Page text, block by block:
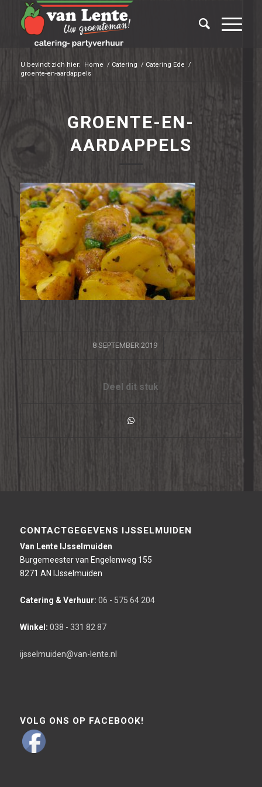
U bevindt zich hier: Home / Catering / Catering Ede /
groente-en-aardappels
GROENTE-EN-
AARDAPPELS
8 SEPTEMBER 2019
/
Deel dit stuk
CONTACTGEGEVENS IJSSELMUIDEN
Van Lente IJsselmuiden
Burgemeester van Engelenweg 155
8271 AN IJsselmuiden
Catering & Verhuur: 06 - 575 64 204
Winkel: 038 - 331 82 87
ijsselmuiden@van-lente.nl
VOLG ONS OP FACEBOOK!